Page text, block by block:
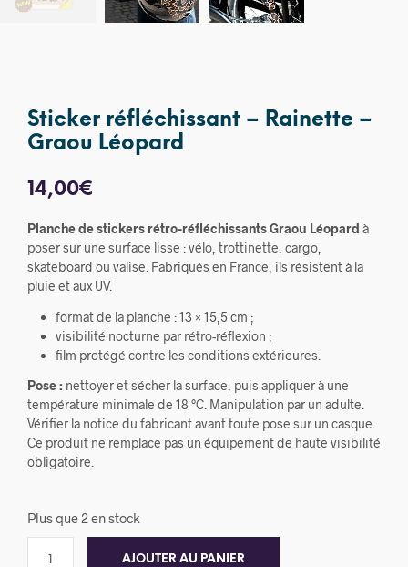
Sticker réfléchissant – Rainette –
Graou Léopard
14,00€
Planche de stickers rétro-réfléchissants Graou Léopard à
poser sur une surface lisse : vélo, trottinette, cargo,
skateboard ou valise. Fabriqués en France, ils résistent à la
pluie et aux UV.
format de la planche : 13 × 15,5 cm ;
visibilité nocturne par rétro-réflexion ;
film protégé contre les conditions extérieures.
Pose : nettoyer et sécher la surface, puis appliquer à une
température minimale de 18 °C. Manipulation par un adulte.
Vérifier la notice du fabricant avant toute pose sur un casque.
Ce produit ne remplace pas un équipement de haute visibilité
obligatoire.
Plus que 2 en stock
AJOUTER AU PANIER